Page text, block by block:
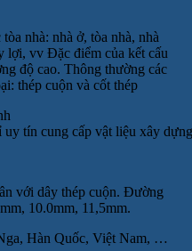
nhà: nhà ở, tòa nhà, nhà
lợi, vv Đặc điểm của kết cấu
độ cao. Thông thường các
thép cuộn và cốt thép
tín cung cấp vật liệu xây
với dây thép cuộn. Đường
10.0mm, 11,5mm.
Hàn Quốc, Việt Nam, …